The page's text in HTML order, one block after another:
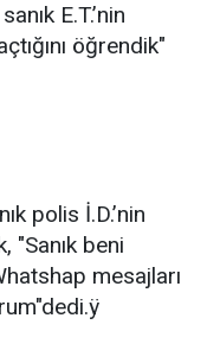
E.T.’nin
öğrendik"
polis İ.D.’nin
"Sanık beni
mesajları